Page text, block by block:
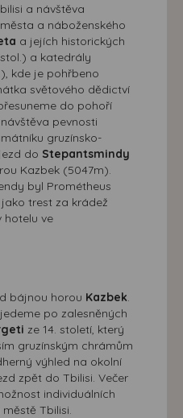
a návštěva
a náboženského
a jejích historických
a katedrály
kde je pohřbeno
světového dědictví
do pohoří
pevnosti
gruzínsko-
do Stepantsmindy
Kazbek (5047m).
byl Prométheus
trest za krádež
hotelu ve
bájnou horou Kazbek
po zalesněných
ze 14. století, který
gruzínským chrámům
výhled na okolní
zpět do Tbilisi. Večer
individuálních
Tbilisi.